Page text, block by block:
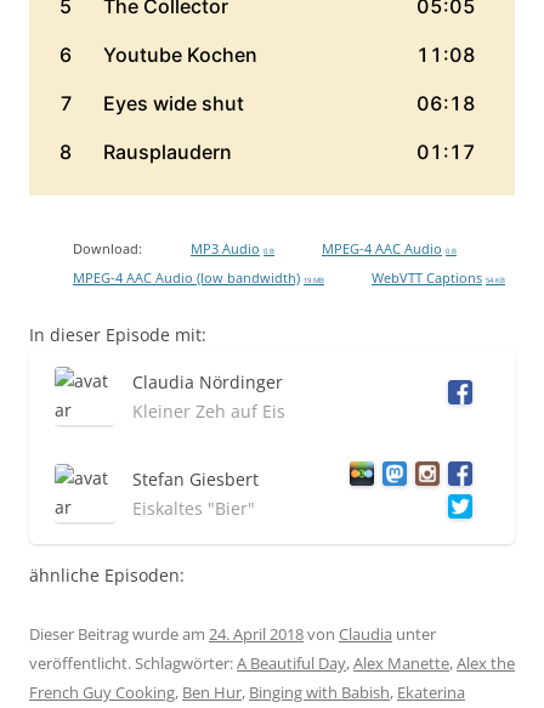
Download: MP3 Audio 0 B MPEG-4 AAC Audio 0 B
MPEG-4 AAC Audio (low bandwidth) 19 MB WebVTT Captions 54 KB
In dieser Episode mit:
Claudia Nördinger
Kleiner Zeh auf Eis
Stefan Giesbert
Eiskaltes "Bier"
ähnliche Episoden:
Dieser Beitrag wurde am 24. April 2018von Claudia unter
veröffentlicht. Schlagwörter:A Beautiful Day,Alex Manette,Alex the
French Guy Cooking, Ben Hur, Binging with Babish, Ekaterina